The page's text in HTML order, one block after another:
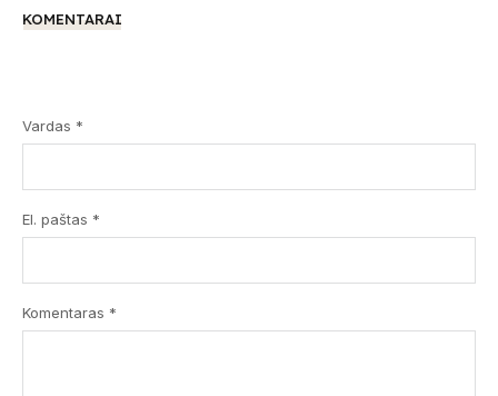
KOMENTARAI
Vardas *
El. paštas *
Komentaras *